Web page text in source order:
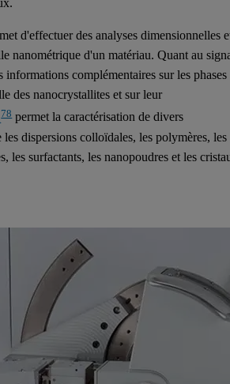
d'effectuer des analyses dimensionnelles
nanométrique d'un matériau. Quant au
complémentaires sur les phases
des nanocrystallites et sur leur
78permet la caractérisation de divers
dispersions colloïdales, les polymères, les
les surfactants, les nanopoudres et les